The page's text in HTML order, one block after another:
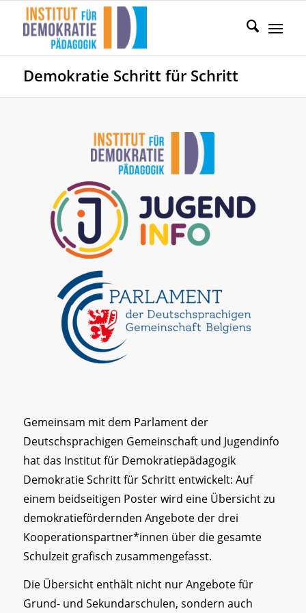
Demokratie Schritt für Schritt
Gemeinsam mit dem Parlament der
Deutschsprachigen Gemeinschaft und Jugendinfo
hat das Institut für Demokratiepädagogik
Demokratie Schritt für Schritt entwickelt: Auf
einem beidseitigen Poster wird eine Übersicht zu
demokratiefördernden Angebote der drei
Kooperationspartner*innen über die gesamte
Schulzeit grafisch zusammengefasst.
Die Übersicht enthält nicht nur Angebote für
Grund- und Sekundarschulen, sondern auch